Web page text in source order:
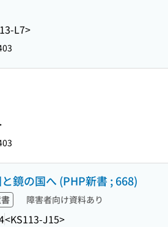
L7>
鏡の国へ (PHP新書 ; 668)
障害者向け資料あり
<KS113-J15>